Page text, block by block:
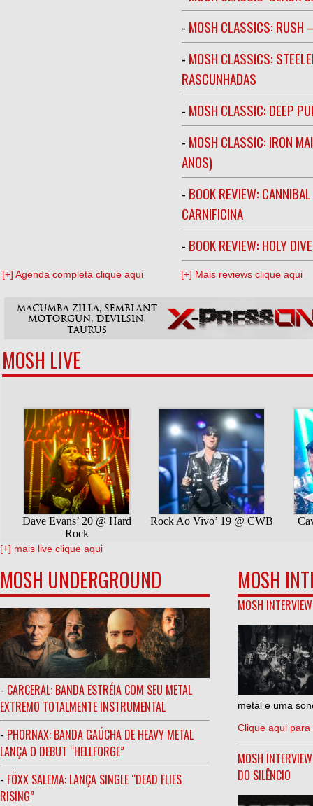
- MOSH CLASSICS: RUSH
- MOSH CLASSICS:
RASCUNHADAS
- MOSH CLASSIC: DEEP
- MOSH CLASSIC: IRON
ANOS)
- BOOK REVIEW:
CARNIFICINA
- BOOK REVIEW: HOLY
[+] Agenda completa clique aqui [+] Mais reviews clique aqui
MOSH LIVE
[+] mais live clique aqui
MOSH UNDERGROUND
- CARCERAL: BANDA ESTRÉIA COM SEU METAL
EXTREMO TOTALMENTE INSTRUMENTAL
- PHORNAX: BANDA GAÚCHA DE HEAVY METAL
LANÇA O DEBUT “HELLFORGE”
- FÖXX SALEMA: LANÇA SINGLE “DEAD FLIES
RISING”
MOSH
MOSH
metal e uma
Clique aqui para
MOSH
DO SILÊNCIO